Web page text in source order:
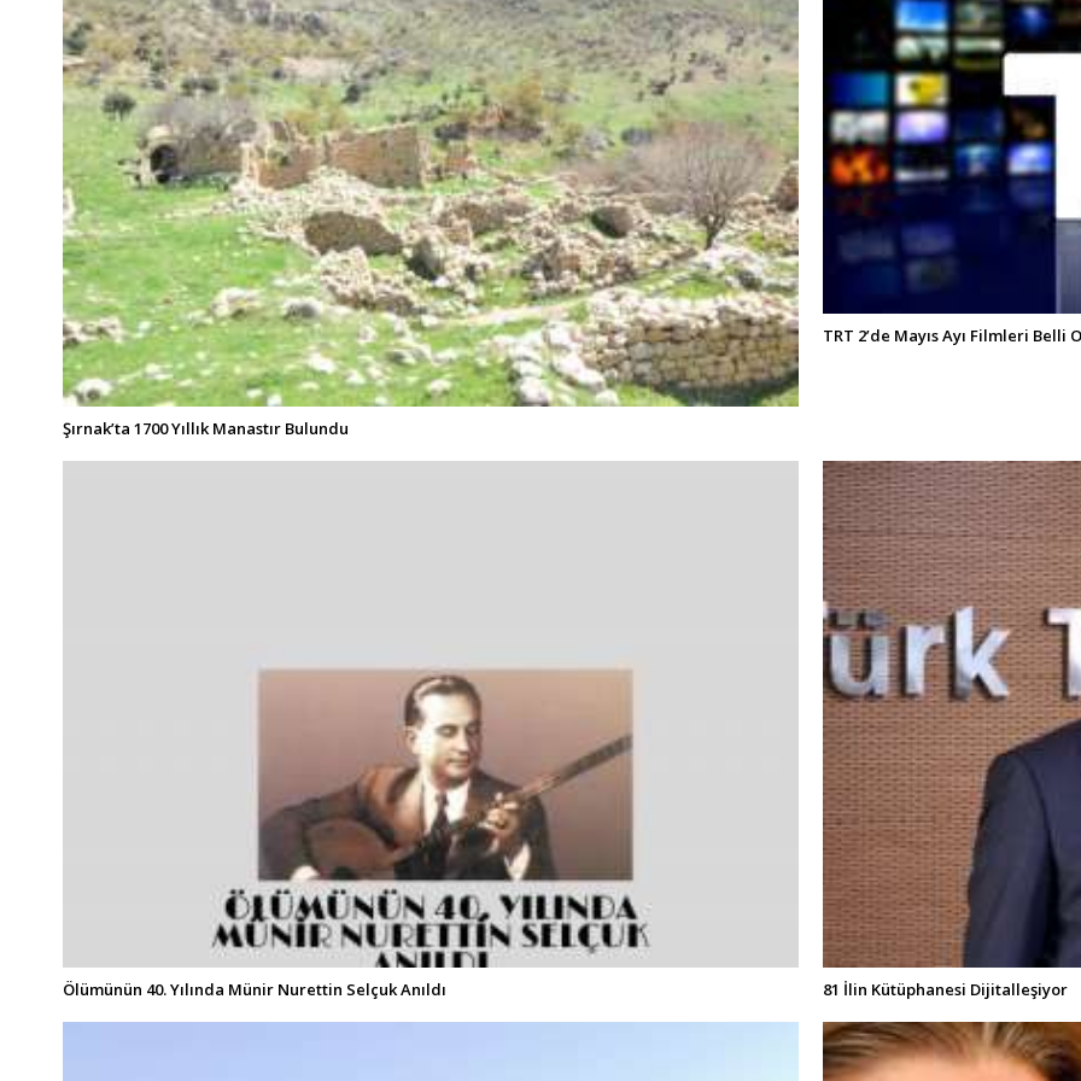
Şırnak’ta 1700 Yıllık Manastır Bulundu
TRT 2’de Mayıs Ayı Filmleri Belli
Ölümünün 40. Yılında Münir Nurettin Selçuk Anıldı 81 İlin Kütüphanesi Dijitalleşiyor